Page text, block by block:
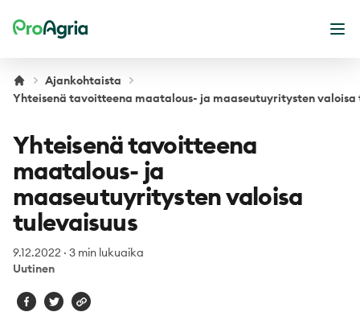
ProAgria
Ajankohtaista
Yhteisenä tavoitteena maatalous- ja maaseutuyritysten valoisa
Yhteisenä tavoitteena
maatalous- ja
maaseutuyritysten valoisa
tulevaisuus
9.12.2022 · 3 min lukuaika
Uutinen